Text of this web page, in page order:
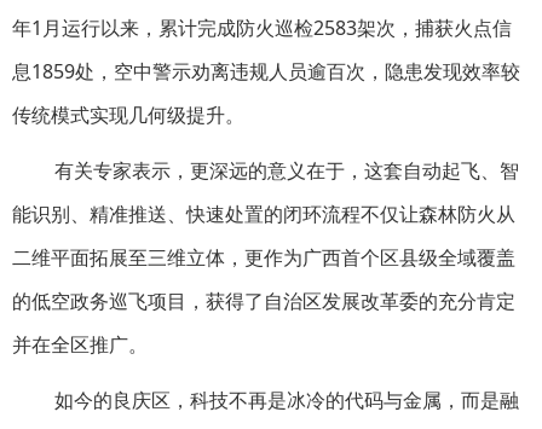
年1月运行以来，累计完成防火巡检2583架次，捕获火点信
息1859处，空中警示劝离违规人员逾百次，隐患发现效率较
传统模式实现几何级提升。
有关专家表示，更深远的意义在于，这套自动起飞、智
能识别、精准推送、快速处置的闭环流程不仅让森林防火从
二维平面拓展至三维立体，更作为广西首个区县级全域覆盖
的低空政务巡飞项目，获得了自治区发展改革委的充分肯定
并在全区推广。
如今的良庆区，科技不再是冰冷的代码与金属，而是融